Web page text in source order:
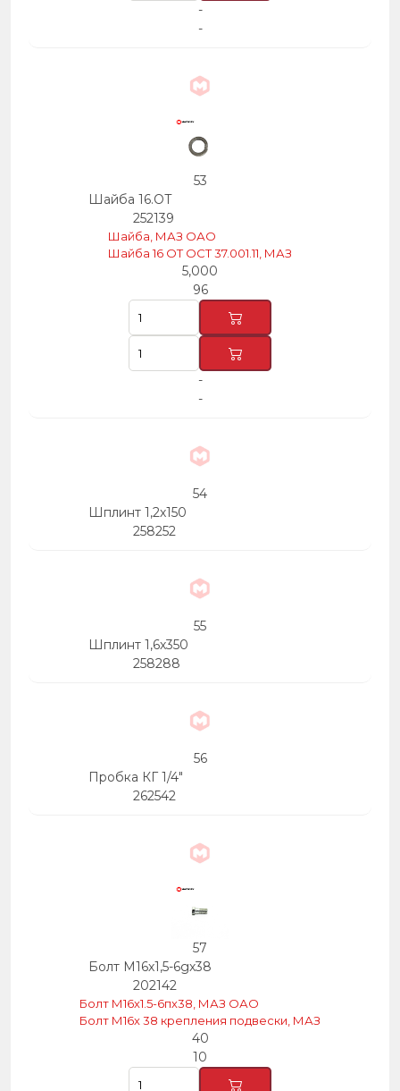
-
-
53
Шайба 16.ОТ
252139
Шайба, МАЗ ОАО
Шайба 16 OT OCT 37.001.11, МАЗ
5,000
96
-
-
54
Шплинт 1,2х150
258252
55
Шплинт 1,6х350
258288
56
Пробка КГ 1/4"
262542
57
Болт М16х1,5-6gх38
202142
Болт М16х1.5-6пх38, МАЗ ОАО
Болт М16х 38 крепления подвески, МАЗ
40
10